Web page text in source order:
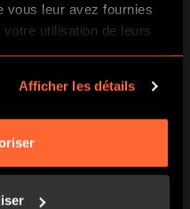
vous leur avez fournies
utilisation de leurs
Afficher les détails
LA MONTRE
VOUS !
si vous le